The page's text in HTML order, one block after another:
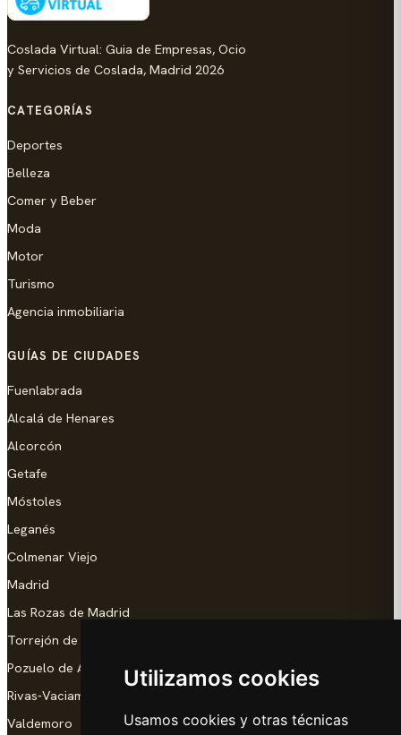
Utilizamos cookies
Usamos cookies y otras técnicas
Coslada Virtual: Guia de Empresas, Ocio
y Servicios de Coslada, Madrid 2026
CATEGORÍAS
Deportes
Belleza
Comer y Beber
Moda
Motor
Turismo
Agencia inmobiliaria
GUÍAS DE CIUDADES
Fuenlabrada
Alcalá de Henares
Alcorcón
Getafe
Móstoles
Leganés
Colmenar Viejo
Madrid
Las Rozas de Madrid
Torrejón de Ardoz
Pozuelo de Alarcón
Rivas-Vaciamadrid
Valdemoro